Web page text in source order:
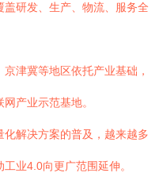
研发、生产、物流、服务全
京津冀等地区依托产业基础，
产业示范基地。
化解决方案的普及，越来越多
业4.0向更广范围延伸。